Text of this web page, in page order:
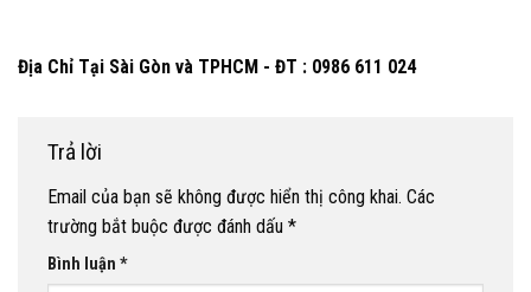
Địa Chỉ Tại Sài Gòn và TPHCM - ĐT : 0986 611 024
Trả lời
Email của bạn sẽ không được hiển thị công khai. Các
trường bắt buộc được đánh dấu *
Bình luận *